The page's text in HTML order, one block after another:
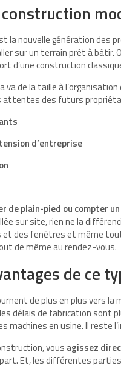
la nouvelle génération des
sur un terrain prêt à bâtir.
d’une construction
va de la taille à
des futurs
d’entreprise
de plain-pied ou compter
sur site, rien ne la
et des fenêtres et même
de même au rendez-vous.
de ce
de plus en plus vers
délais de fabrication sont
machines en usine. Il reste
vous agissez
part. Et, les différentes